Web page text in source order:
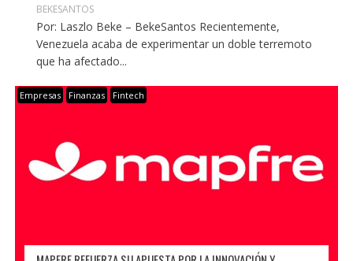
BEKESANTOS
Por: Laszlo Beke – BekeSantos Recientemente,
Venezuela acaba de experimentar un doble terremoto
que ha afectado...
Empresas Finanzas Fintech